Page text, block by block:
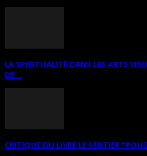
LA SPIRITUALITÉ DANS LES ARTS
DE...
CRITIQUE DU LIVRE LE SENTIER